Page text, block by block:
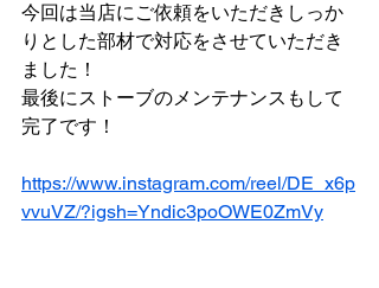
今回は当店にご依頼をいただきしっか
りとした部材で対応をさせていただき
ました！
最後にストーブのメンテナンスもして
完了です！
https://www.instagram.com/reel/DE_x6p
vvuVZ/?igsh=Yndic3poOWE0ZmVy